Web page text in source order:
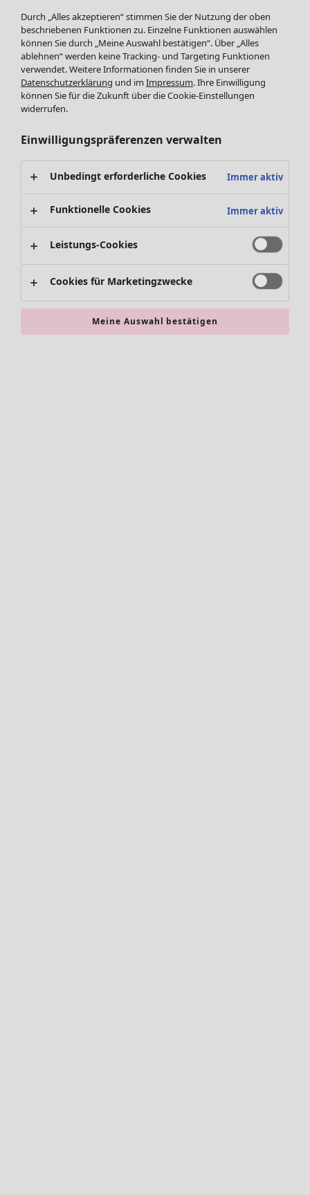
Schuhe
Bademode
Basics
SALE Zuhause
Alle anzeigen
Dekoration
Textilien
Frottee
Sale-Neuheiten
Sale-Schnäppchen
Durch „Alles akzeptieren“ stimmen Sie der Nutzung der oben
beschriebenen Funktionen zu. Einzelne Funktionen auswählen
können Sie durch „Meine Auswahl bestätigen“. Über „Alles
ablehnen“ werden keine Tracking- und Targeting Funktionen
verwendet. Weitere Informationen finden Sie in unserer
Datenschutzerklärung und im Impressum. Ihre Einwilligung
können Sie für die Zukunft über die Cookie-Einstellungen
widerrufen.
Einwilligungspräferenzen verwalten
Unbedingt erforderliche Cookies Immer aktiv
Funktionelle Cookies Immer aktiv
Leistungs-Cookies
Cookies für Marketingzwecke
Meine Auswahl bestätigen